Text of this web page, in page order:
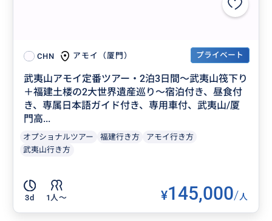
CHN アモイ（厦門） プライベート
武夷山アモイ定番ツアー・2泊3日間～武夷山筏下り
＋福建土楼の2大世界遺産巡り～宿泊付き、昼食付
き、専属日本語ガイド付き、専用車付、武夷山/厦
門高...
オプショナルツアー 福建行き方
アモイ行き方
武夷山行き方
3d 1人〜 ¥145,000/人